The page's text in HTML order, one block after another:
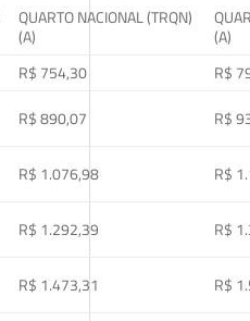
QUARTO NACIONAL (TRQN)
(A)
(A)
R$ 754,30
R$
R$ 890,07
R$
R$ 1.076,98
R$
R$ 1.292,39
R$
R$ 1.473,31
R$